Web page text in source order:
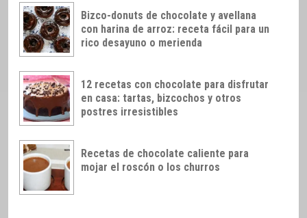
Bizco-donuts de chocolate y avellana
con harina de arroz: receta fácil para un
rico desayuno o merienda
12 recetas con chocolate para disfrutar
en casa: tartas, bizcochos y otros
postres irresistibles
Recetas de chocolate caliente para
mojar el roscón o los churros